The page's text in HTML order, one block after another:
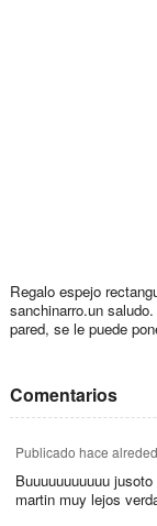
Regalo espejo
sanchinarro.un
pared, se le puede
Comentarios
Publicado hace
Buuuuuuuuuuu
martin muy lejos